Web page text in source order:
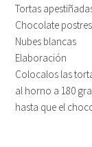
Tortas
Chocolate postres
Nubes blancas
Elaboración
Colocalos las
al horno a 180
hasta que el